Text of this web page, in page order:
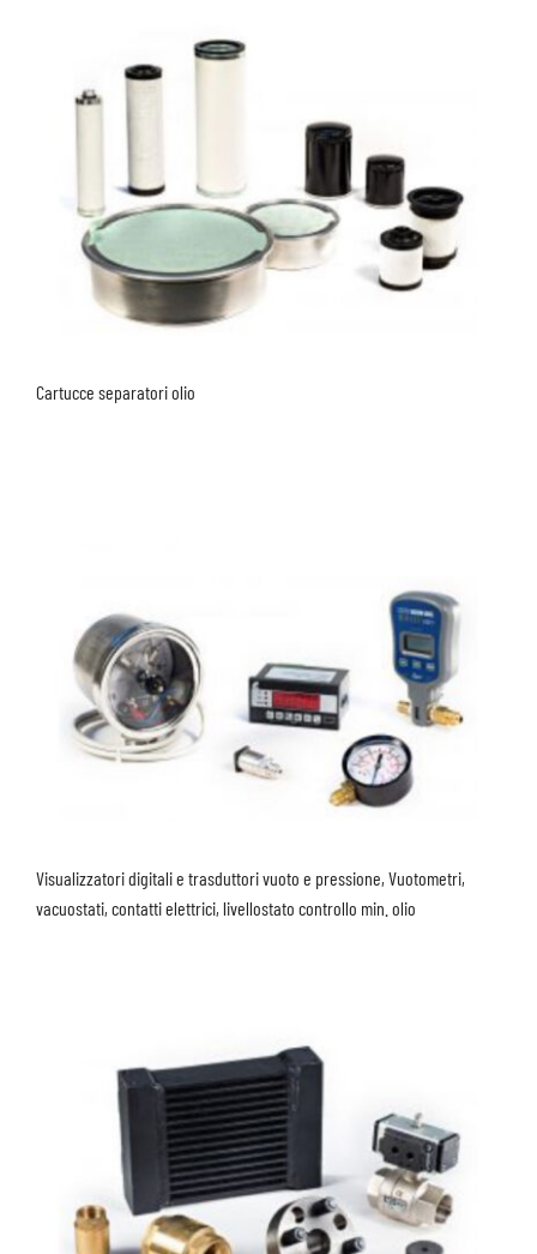
Cartucce separatori olio
Visualizzatori digitali e trasduttori vuoto e pressione, Vuotometri,
vacuostati, contatti elettrici, livellostato controllo min. olio